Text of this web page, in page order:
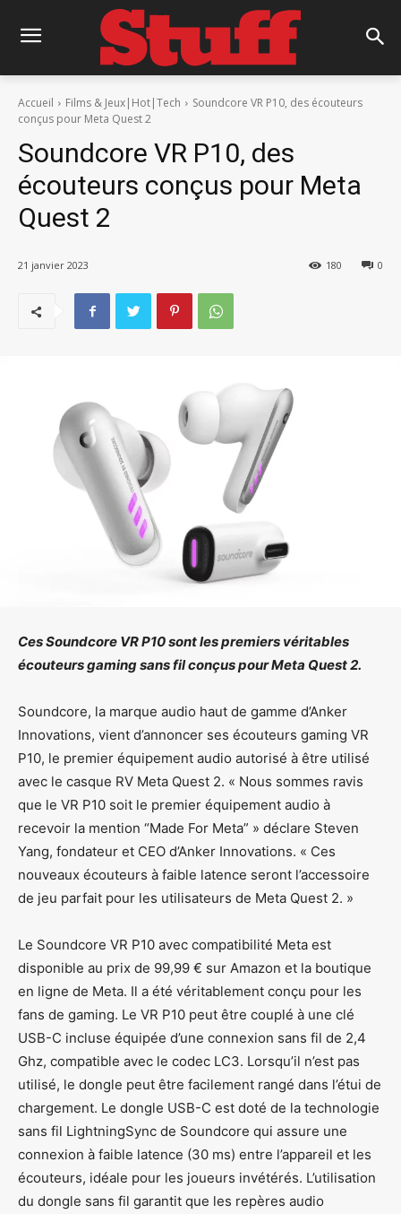
Accueil Films & Jeux|Hot|Tech
Soundcore VR P10, des écouteurs
conçus pour Meta Quest 2
Soundcore VR P10, des
écouteurs conçus pour Meta
Quest 2
21 janvier 2023 0
180
Ces Soundcore VR P10 sont les premiers véritables
écouteurs gaming sans fil conçus pour Meta Quest 2.
Soundcore, la marque audio haut de gamme d’Anker
Innovations, vient d’annoncer ses écouteurs gaming VR
P10, le premier équipement audio autorisé à être utilisé
avec le casque RV Meta Quest 2. « Nous sommes ravis
que le VR P10 soit le premier équipement audio à
recevoir la mention “Made For Meta” » déclare Steven
Yang, fondateur et CEO d’Anker Innovations. « Ces
nouveaux écouteurs à faible latence seront l’accessoire
de jeu parfait pour les utilisateurs de Meta Quest 2. »
Le Soundcore VR P10 avec compatibilité Meta est
disponible au prix de 99,99 € sur Amazon et la boutique
en ligne de Meta. Il a été véritablement conçu pour les
fans de gaming. Le VR P10 peut être couplé à une clé
USB-C incluse équipée d’une connexion sans fil de 2,4
Ghz, compatible avec le codec LC3. Lorsqu’il n’est pas
utilisé, le dongle peut être facilement rangé dans l’étui de
chargement. Le dongle USB-C est doté de la technologie
sans fil LightningSync de Soundcore qui assure une
connexion à faible latence (30 ms) entre l’appareil et les
écouteurs, idéale pour les joueurs invétérés. L’utilisation
du dongle sans fil garantit que les repères audio